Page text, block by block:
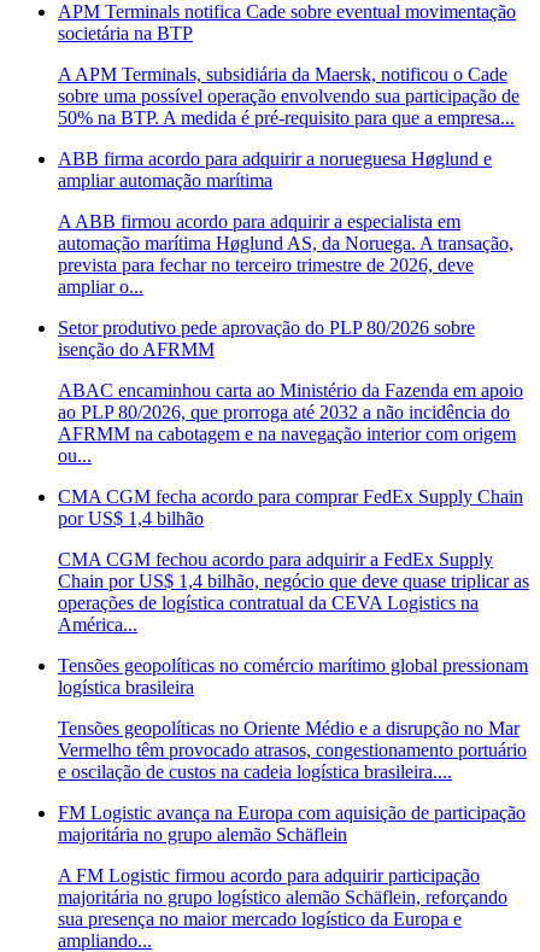
APM Terminals notifica Cade sobre eventual movimentação
societária na BTP
A APM Terminals, subsidiária da Maersk, notificou o Cade
sobre uma possível operação envolvendo sua participação de
50% na BTP. A medida é pré-requisito para que a empresa...
ABB firma acordo para adquirir a norueguesa Høglund e
ampliar automação marítima
A ABB firmou acordo para adquirir a especialista em
automação marítima Høglund AS, da Noruega. A transação,
prevista para fechar no terceiro trimestre de 2026, deve
ampliar o...
Setor produtivo pede aprovação do PLP 80/2026 sobre
isenção do AFRMM
ABAC encaminhou carta ao Ministério da Fazenda em apoio
ao PLP 80/2026, que prorroga até 2032 a não incidência do
AFRMM na cabotagem e na navegação interior com origem
ou...
CMA CGM fecha acordo para comprar FedEx Supply Chain
por US$ 1,4 bilhão
CMA CGM fechou acordo para adquirir a FedEx Supply
Chain por US$ 1,4 bilhão, negócio que deve quase triplicar as
operações de logística contratual da CEVA Logistics na
América...
Tensões geopolíticas no comércio marítimo global pressionam
logística brasileira
Tensões geopolíticas no Oriente Médio e a disrupção no Mar
Vermelho têm provocado atrasos, congestionamento portuário
e oscilação de custos na cadeia logística brasileira....
FM Logistic avança na Europa com aquisição de participação
majoritária no grupo alemão Schäflein
A FM Logistic firmou acordo para adquirir participação
majoritária no grupo logístico alemão Schäflein, reforçando
sua presença no maior mercado logístico da Europa e
ampliando...